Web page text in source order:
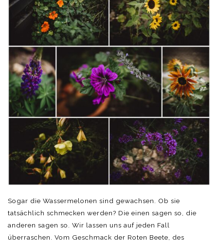
Sogar die Wassermelonen sind gewachsen. Ob sie
tatsächlich schmecken werden? Die einen sagen so, die
anderen sagen so. Wir lassen uns auf jeden Fall
überraschen. Vom Geschmack der Roten Beete, des